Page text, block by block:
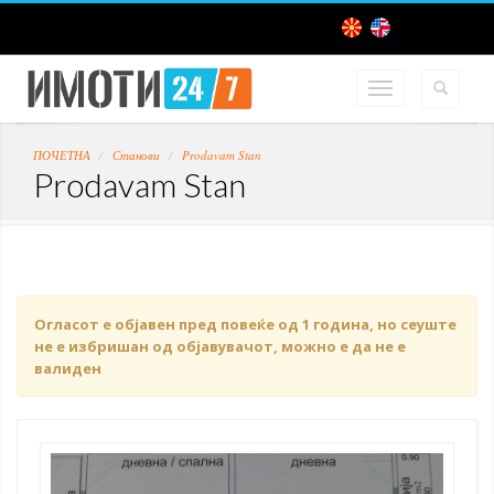
ПОЧЕТНА Станови Prodavam Stan
Prodavam Stan
Огласот е објавен пред повеќе од 1 година, но сеуште
не е избришан од објавувачот, можно е да не е
валиден